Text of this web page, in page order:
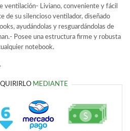
ventilación- Liviano, conveniente y fácil
de su silencioso ventilador, diseñado
ayudándolas y resguardándolas de
Posee una estructura firme y robusta
notebook.
MEDIANTE